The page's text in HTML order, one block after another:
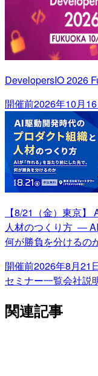
DevelopersIO 2026
開催前2026年10月
【8/21（金）東京
人材のつくり方 ― AI
何が勝負を分けるの
開催前2026年8月21
セミナー一覧会社説
関連記事